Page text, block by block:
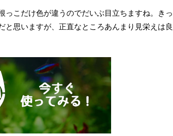
っこだけ色が違うのでだいぶ目立ちますね。きっ
思いますが、正直なところあんまり見栄えは良